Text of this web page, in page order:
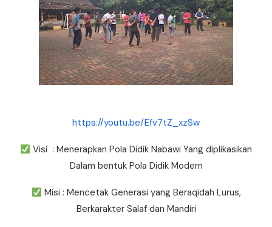
https://youtu.be/Efv7tZ_xzSw
Visi : Menerapkan Pola Didik Nabawi Yang diplikasikan
Dalam bentuk Pola Didik Modern
Misi : Mencetak Generasi yang Beraqidah Lurus,
Berkarakter Salaf dan Mandiri